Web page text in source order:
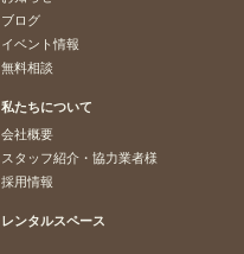
ブログ
イベント情報
無料相談
私たちについて
会社概要
スタッフ紹介・協力業者様
採用情報
レンタルスペース